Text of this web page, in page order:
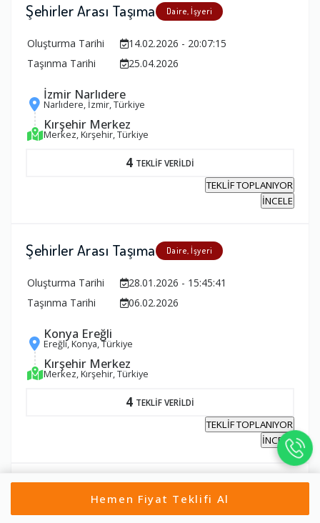
Şehirler Arası Taşıma Daire, İşyeri
Oluşturma Tarihi
14.02.2026 - 20:07:15
Taşınma Tarihi
25.04.2026
İzmir Narlıdere
Narlıdere, İzmir, Türkiye
Kırşehir Merkez
Merkez, Kırşehir, Türkiye
4 TEKLİF VERİLDİ
TEKLİF TOPLANIYOR
İNCELE
Şehirler Arası Taşıma Daire, İşyeri
Oluşturma Tarihi
28.01.2026 - 15:45:41
Taşınma Tarihi
06.02.2026
Konya Ereğli
Ereğli, Konya, Türkiye
Kırşehir Merkez
Merkez, Kırşehir, Türkiye
4 TEKLİF VERİLDİ
TEKLİF TOPLANIYOR
İNCELE
Hemen Fiyat Teklifi Al